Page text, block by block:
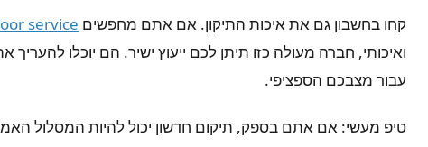
קחו בחשבון גם את איכות התיקון. אם אתם מחפשים service
ואיכותי, חברה מעולה כזו תיתן לכם ייעוץ ישיר. הם יוכלו
עבור מצבכם הספציפי.
טיפ מעשי: אם אתם בספק, תיקום חדשון יכול להיות המסלול